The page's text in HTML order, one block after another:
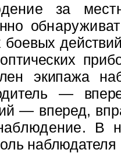
за
об­
боевых
тических
экипа­жа
—
— вперед,
В